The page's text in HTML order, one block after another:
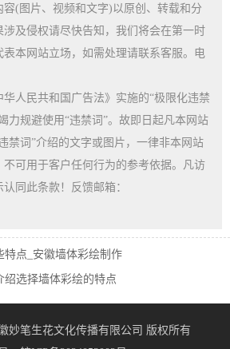
容(图片、视频和文字)以原创、转载和分
及侵权请尽快告知，我们将会在第一时
表本网站立场，如需处理请联系客服。电
人民共和国广告法》实施的“极限化违禁
力规避使用“违禁词”。故即日起凡本网站
禁词”介绍的文字或图片，一律非本网站
不可用于客户任何行为的参考依据。凡访
同此条款！反馈邮箱：
特点_安徽墙体彩绘制作
绍选择墙体彩绘的特点
妙笔生花文化传播有限公司 版权所有